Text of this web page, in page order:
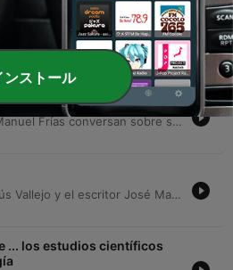
espaciales
Neste episódio, Juan Jesús Vallejo e o Dr. Germán Puerta exploram a trajetória da exploração espacial, desde as origens tecnológicas com a pólvora e os motores de combustível líquido até o lançamento do livro 'História de cohetes e viagens espaciais'. A conversa percorre o visionarismo literário de Júlio Verne e as complexas implicações éticas de figuras como Wernher von Braun durante a Guerra Fria. A discussão avança para a nova era espacial, contrastando a ascensão tecnológica da China com o modelo comercial da SpaceX de Elon Musk. O debate reflete sobre a importância da busca pelo conhecimento e os novos interesses econômicos, como a mineração de recursos lunares, como motores para a continuidade da exploração humana.
y leyendas
Juan Jesús Vallejo y José Manuel Frías conversan sobre sus experiencias en Perú, explorando la riqueza cultural de Lima y el Valle Sagrado, así como los misterios urbanos de la capital peruana. El episodio profundiza en la historia y misticismo de figuras como San Martín de Porres y las curiosidades de la cultura inca. La charla recorre diversas leyendas urbanas limeñas, desde los fenómenos sobrenaturales en las catacumbas de San Francisco y la trágica historia de la Casa Matusita, hasta relatos de apariciones espectrales en la Mansión de las Gárgolas y la iglesia de la ermita.
En este episodio, Juan Jesús Vallejo y el escritor José Manuel García Bautista exploran la historia de los avistamientos de OVNIs en Andalucía. El programa recorre casos históricos que incluyen reportes militares de 1938, fenómenos vinculados a momentos de crisis como la Guerra Civil Española y sucesos extraños relacionados con desastres naturales en la región. La conversación profundiza en encuentros con humanoides, agresiones documentadas judicialmente y anomalías físicas tras el contacto con objetos no identificados. El episodio concluye con una reflexión sobre la realidad del fenómeno y el misterio que rodea nuestra posición en el universo.
... los estudios científicos
ンストール